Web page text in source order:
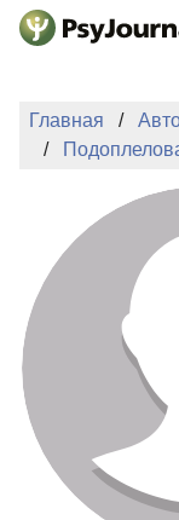
Перейти к
Главная